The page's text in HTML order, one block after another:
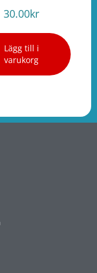
30.00kr
Lägg till i
varukorg